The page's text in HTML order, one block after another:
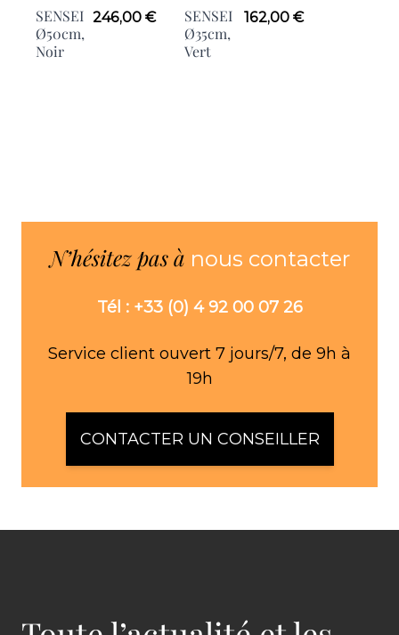
SENSEI
Ø50cm,
Noir
246,00 €
SENSEI
Ø35cm,
Vert
162,00 €
N’hésitez pas à nous contacter
Tél : +33 (0) 4 92 00 07 26
Service client ouvert 7 jours/7, de 9h à
19h
CONTACTER UN CONSEILLER